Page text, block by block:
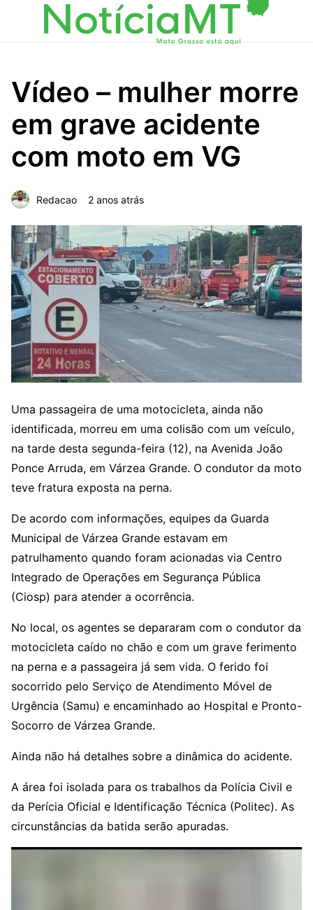
Vídeo – mulher morre
em grave acidente
com moto em VG
Redacao 2 anos atrás
Uma passageira de uma motocicleta, ainda não
identificada, morreu em uma colisão com um veículo,
na tarde desta segunda-feira (12), na Avenida João
Ponce Arruda, em Várzea Grande. O condutor da moto
teve fratura exposta na perna.
De acordo com informações, equipes da Guarda
Municipal de Várzea Grande estavam em
patrulhamento quando foram acionadas via Centro
Integrado de Operações em Segurança Pública
(Ciosp) para atender a ocorrência.
No local, os agentes se depararam com o condutor da
motocicleta caído no chão e com um grave ferimento
na perna e a passageira já sem vida. O ferido foi
socorrido pelo Serviço de Atendimento Móvel de
Urgência (Samu) e encaminhado ao Hospital e Pronto-
Socorro de Várzea Grande.
Ainda não há detalhes sobre a dinâmica do acidente.
A área foi isolada para os trabalhos da Polícia Civil e
da Perícia Oficial e Identificação Técnica (Politec). As
circunstâncias da batida serão apuradas.